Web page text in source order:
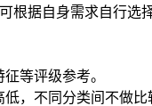
根据自身需求自行选
征等评级参考。
低，不同分类间不做